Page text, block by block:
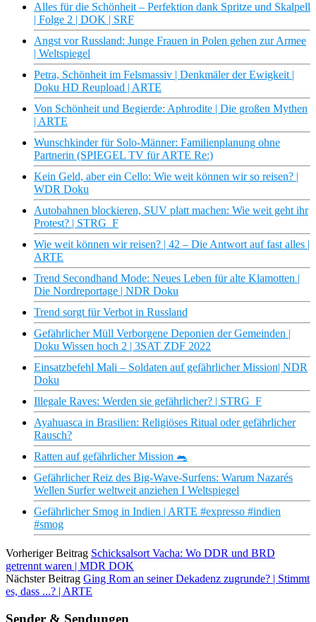
Alles für die Schönheit – Perfektion dank Spritze und Skalpell
| Folge 2 | DOK | SRF
Angst vor Russland: Junge Frauen in Polen gehen zur Armee
| Weltspiegel
Petra, Schönheit im Felsmassiv | Denkmäler der Ewigkeit |
Doku HD Reupload | ARTE
Von Schönheit und Begierde: Aphrodite | Die großen Mythen
| ARTE
Wunschkinder für Solo-Männer: Familienplanung ohne
Partnerin (SPIEGEL TV für ARTE Re:)
Kein Geld, aber ein Cello: Wie weit können wir so reisen? |
WDR Doku
Autobahnen blockieren, SUV platt machen: Wie weit geht ihr
Protest? | STRG_F
Wie weit können wir reisen? | 42 – Die Antwort auf fast alles |
ARTE
Trend Secondhand Mode: Neues Leben für alte Klamotten |
Die Nordreportage | NDR Doku
Trend sorgt für Verbot in Russland
Gefährlicher Müll Verborgene Deponien der Gemeinden |
Doku Wissen hoch 2 | 3SAT ZDF 2022
Einsatzbefehl Mali – Soldaten auf gefährlicher Mission| NDR
Doku
Illegale Raves: Werden sie gefährlicher? | STRG_F
Ayahuasca in Brasilien: Religiöses Ritual oder gefährlicher
Rausch?
Ratten auf gefährlicher Mission 🐀
Gefährlicher Reiz des Big-Wave-Surfens: Warum Nazarés
Wellen Surfer weltweit anziehen I Weltspiegel
Gefährlicher Smog in Indien | ARTE #expresso #indien
#smog
Vorheriger Beitrag Schicksalsort Vacha: Wo DDR und BRD
getrennt waren | MDR DOK
Nächster Beitrag Ging Rom an seiner Dekadenz zugrunde? | Stimmt
es, dass ...? | ARTE
Sender & Sendungen